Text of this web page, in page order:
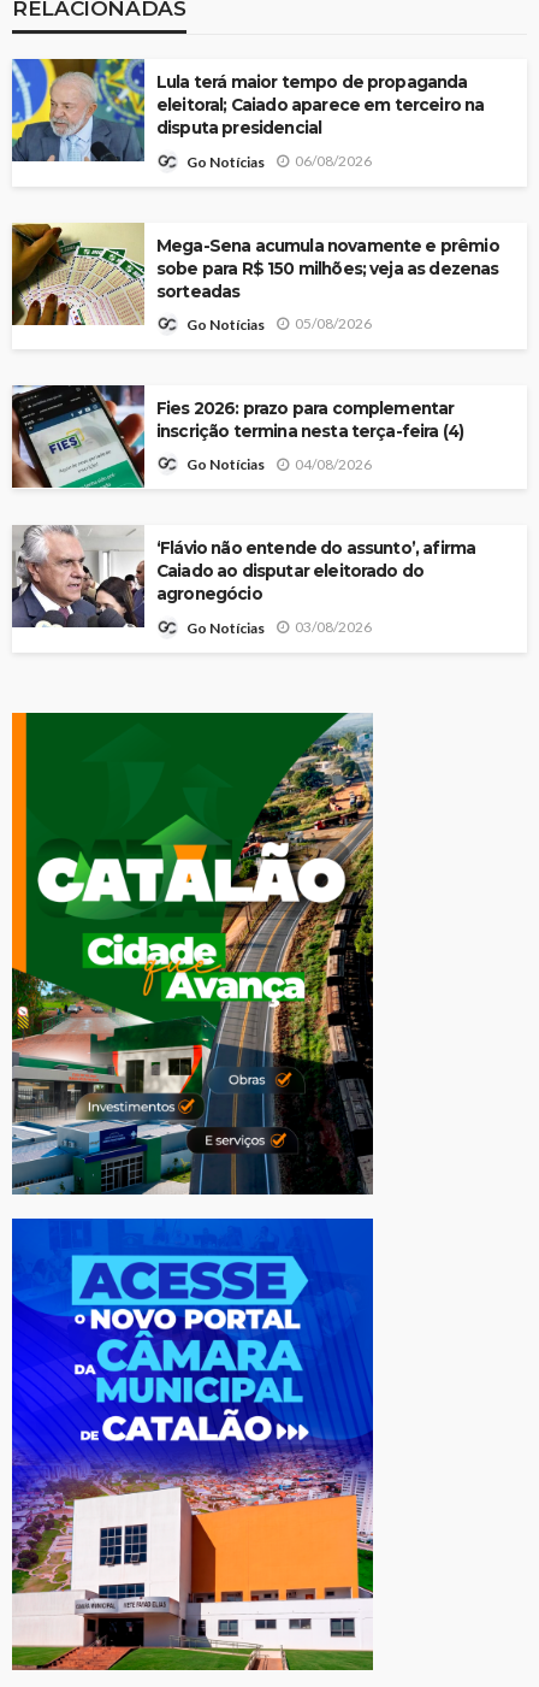
RELACIONADAS
Lula terá maior tempo de propaganda
eleitoral; Caiado aparece em terceiro na
disputa presidencial
Go Notícias 06/08/2026
Mega-Sena acumula novamente e prêmio
sobe para R$ 150 milhões; veja as dezenas
sorteadas
Go Notícias 05/08/2026
Fies 2026: prazo para complementar
inscrição termina nesta terça-feira (4)
Go Notícias 04/08/2026
‘Flávio não entende do assunto’, afirma
Caiado ao disputar eleitorado do
agronegócio
Go Notícias 03/08/2026